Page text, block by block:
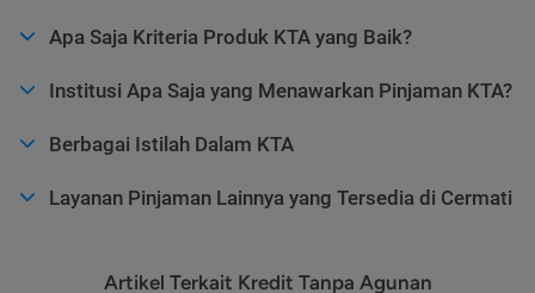
Apa Saja Kriteria Produk KTA yang Baik?
Institusi Apa Saja yang Menawarkan Pinjaman KTA?
Berbagai Istilah Dalam KTA
Layanan Pinjaman Lainnya yang Tersedia di Cermati
Artikel Terkait Kredit Tanpa Agunan